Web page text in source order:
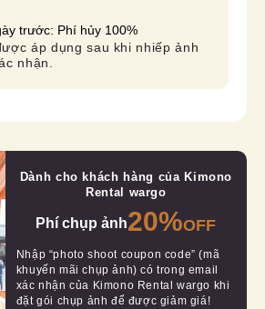
trước: Phí hủy 100%
áp dụng sau khi nhiếp ảnh
nhận.
Dành cho khách hàng của Kimono
Rental wargo
Phí chụp ảnh20%OFF
Nhập “photo shoot coupon code” (mã
khuyến mãi chụp ảnh) có trong email
xác nhận của Kimono Rental wargo khi
đặt gói chụp ảnh để được giảm giá!